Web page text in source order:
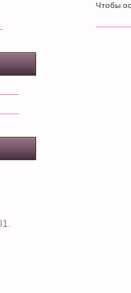
Чтобы